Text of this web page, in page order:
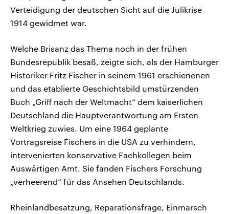
Verteidigung der deutschen Sicht auf die Julikrise
1914 gewidmet war.
Welche Brisanz das Thema noch in der frühen
Bundesrepublik besaß, zeigte sich, als der Hamburger
Historiker Fritz Fischer in seinem 1961 erschienenen
und das etablierte Geschichtsbild umstürzenden
Buch „Griff nach der Weltmacht“ dem kaiserlichen
Deutschland die Hauptverantwortung am Ersten
Weltkrieg zuwies. Um eine 1964 geplante
Vortragsreise Fischers in die USA zu verhindern,
intervenierten konservative Fachkollegen beim
Auswärtigen Amt. Sie fanden Fischers Forschung
„verheerend“ für das Ansehen Deutschlands.
Rheinlandbesatzung, Reparationsfrage, Einmarsch